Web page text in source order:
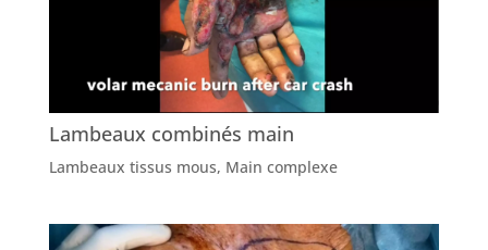
Lambeaux combinés main
Lambeaux tissus mous, Main complexe